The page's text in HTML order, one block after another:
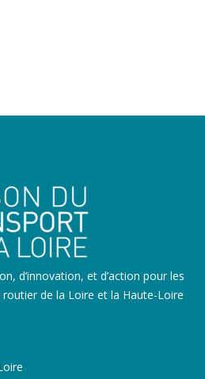
d’innovation, et d’action pour les
de la Loire et la Haute-Loire